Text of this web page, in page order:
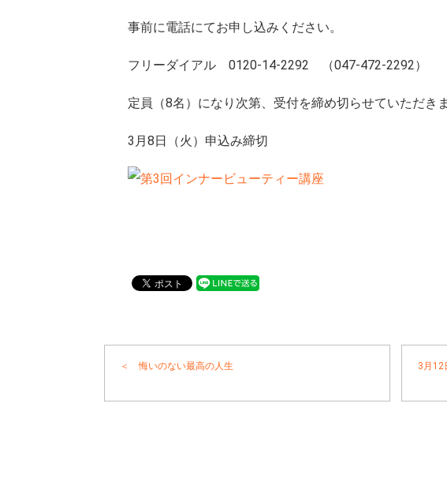
事前に電話にてお申し込みください。
フリーダイアル 0120-14-2292 （047-472-2292）
定員（8名）になり次第、受付を締め切らせていただきま
3月8日（火）申込み締切
＜ 悔いのない最高の人生
3月